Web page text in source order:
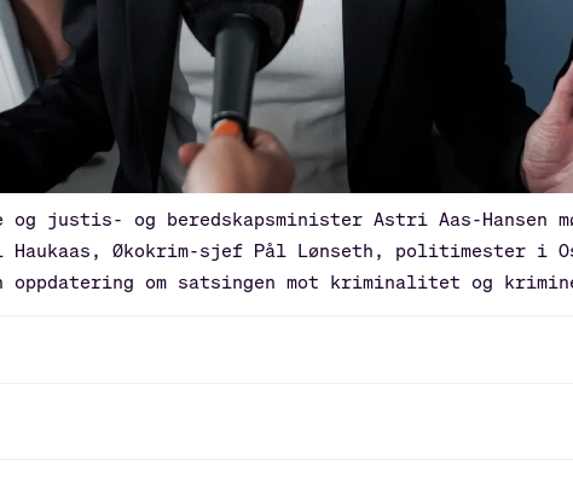
og justis- og beredskapsminister Astri Aas-Hansen
Økokrim-sjef Pål Lønseth, politimester i
oppdatering om satsingen mot kriminalitet og